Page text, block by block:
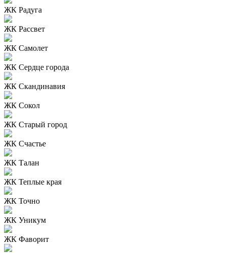
ЖК Радуга
ЖК Рассвет
ЖК Самолет
ЖК Сердце города
ЖК Скандинавия
ЖК Сокол
ЖК Старый город
ЖК Счастье
ЖК Талан
ЖК Теплые края
ЖК Точно
ЖК Уникум
ЖК Фаворит